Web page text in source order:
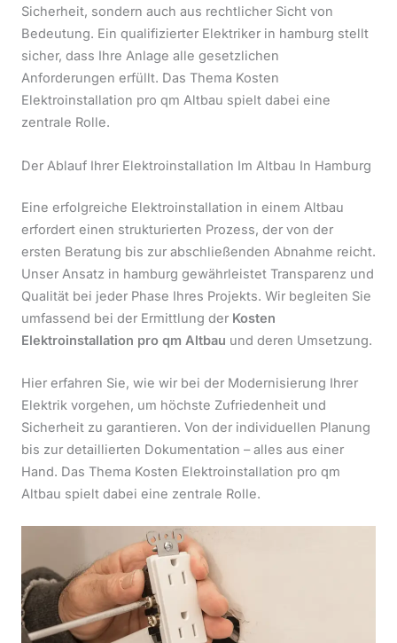
Sicherheit, sondern auch aus rechtlicher Sicht von
Bedeutung. Ein qualifizierter Elektriker in hamburg stellt
sicher, dass Ihre Anlage alle gesetzlichen
Anforderungen erfüllt. Das Thema Kosten
Elektroinstallation pro qm Altbau spielt dabei eine
zentrale Rolle.
Der Ablauf Ihrer Elektroinstallation Im Altbau In Hamburg
Eine erfolgreiche Elektroinstallation in einem Altbau
erfordert einen strukturierten Prozess, der von der
ersten Beratung bis zur abschließenden Abnahme reicht.
Unser Ansatz in hamburg gewährleistet Transparenz und
Qualität bei jeder Phase Ihres Projekts. Wir begleiten Sie
umfassend bei der Ermittlung der Kosten
Elektroinstallation pro qm Altbau und deren Umsetzung.
Hier erfahren Sie, wie wir bei der Modernisierung Ihrer
Elektrik vorgehen, um höchste Zufriedenheit und
Sicherheit zu garantieren. Von der individuellen Planung
bis zur detaillierten Dokumentation – alles aus einer
Hand. Das Thema Kosten Elektroinstallation pro qm
Altbau spielt dabei eine zentrale Rolle.